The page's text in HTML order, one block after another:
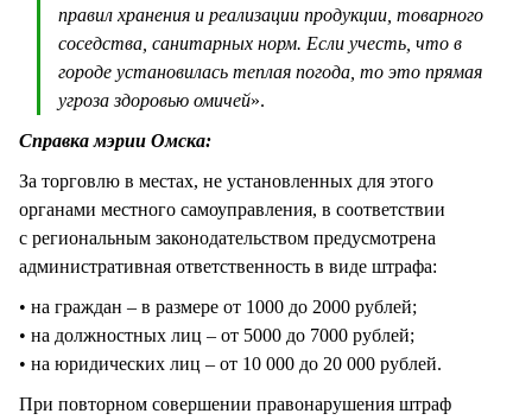
правил хранения и реализации продукции, товарного
соседства, санитарных норм. Если учесть, что в
городе установилась теплая погода, то это прямая
угроза здоровью омичей».
Справка мэрии Омска:
За торговлю в местах, не установленных для этого
органами местного самоуправления, в соответствии
с региональным законодательством предусмотрена
административная ответственность в виде штрафа:
• на граждан – в размере от 1000 до 2000 рублей;
• на должностных лиц – от 5000 до 7000 рублей;
• на юридических лиц – от 10 000 до 20 000 рублей.
При повторном совершении правонарушения штраф